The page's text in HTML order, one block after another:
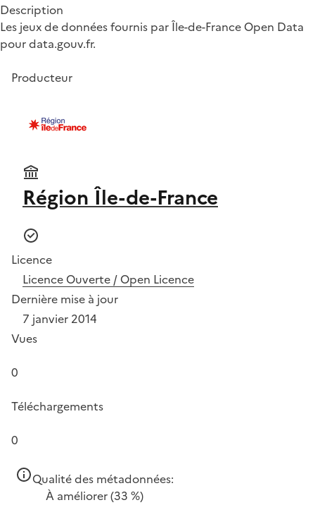
Description
Les jeux de données fournis par Île-de-France Open Data
pour data.gouv.fr.
Producteur
Région Île-de-France
Licence
Licence Ouverte / Open Licence
Dernière mise à jour
7 janvier 2014
Vues
0
Téléchargements
0
Qualité des métadonnées:
À améliorer(33 %)